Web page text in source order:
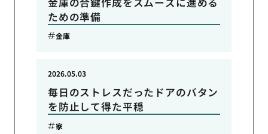
ための準備
金庫
毎日のストレスだったドアのバタン
を防止して得た平穏
2026.05.03
家